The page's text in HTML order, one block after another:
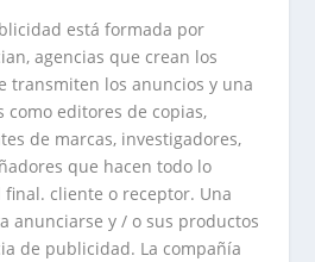
está formada por
agencias que crean los
transmiten los anuncios y una
editores de copias,
de marcas, investigadores,
que hacen todo lo
cliente o receptor. Una
anunciarse y / o sus productos
de publicidad. La compañía